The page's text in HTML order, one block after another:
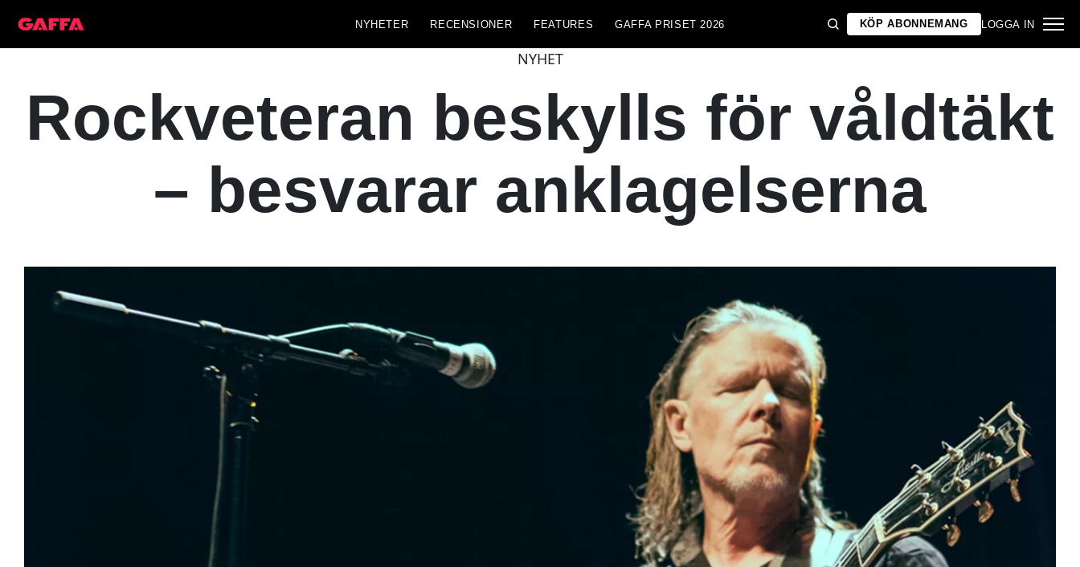
NYHETER RECENSIONER FEATURES GAFFA PRISET 2026 KÖP ABONNEMANG LOGGA IN
NYHET
Rockveteran beskylls för våldtäkt
– besvarar anklagelserna